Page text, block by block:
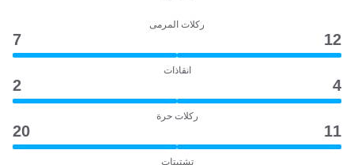
ركلات المرمى
12
7
انقاذات
4
2
ركلات حرة
11
20
تشتيتات